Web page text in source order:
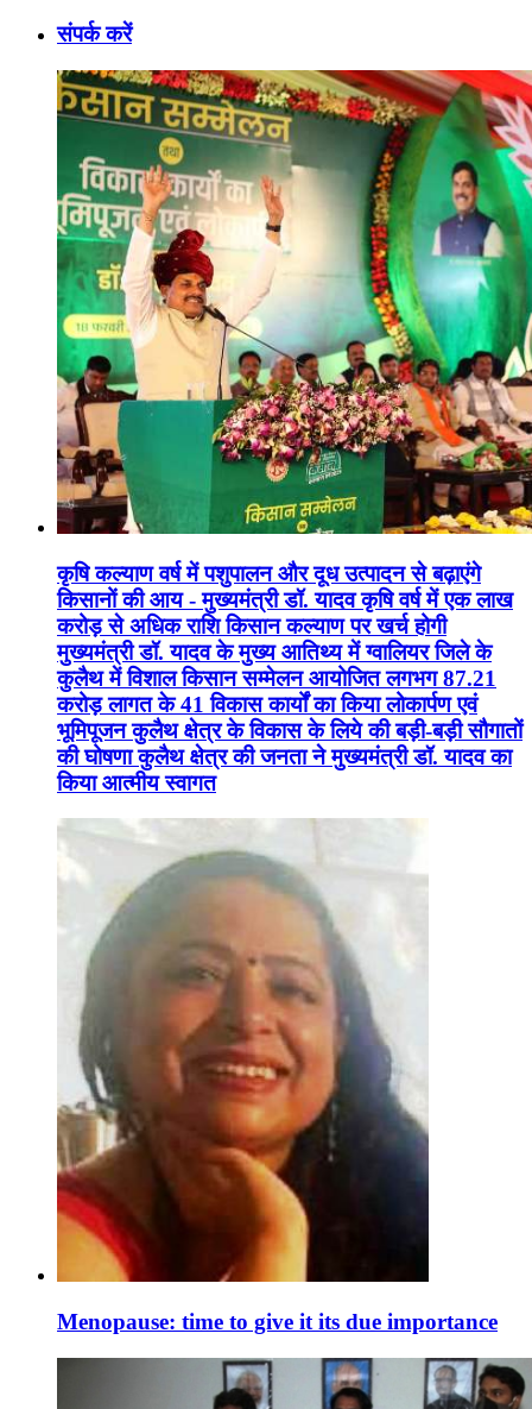
संपर्क करें
कृषि कल्याण वर्ष में पशुपालन और दूध उत्पादन से बढ़ाएंगे
किसानों की आय - मुख्यमंत्री डॉ. यादव कृषि वर्ष में एक लाख
करोड़ से अधिक राशि किसान कल्याण पर खर्च होगी
मुख्यमंत्री डॉ. यादव के मुख्य आतिथ्य में ग्वालियर जिले के
कुलैथ में विशाल किसान सम्मेलन आयोजित लगभग 87.21
करोड़ लागत के 41 विकास कार्यों का किया लोकार्पण एवं
भूमिपूजन कुलैथ क्षेत्र के विकास के लिये की बड़ी-बड़ी सौगातों
की घोषणा कुलैथ क्षेत्र की जनता ने मुख्यमंत्री डॉ. यादव का
किया आत्मीय स्वागत
Menopause: time to give it its due importance